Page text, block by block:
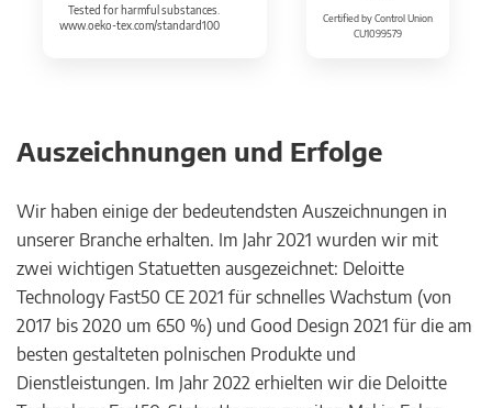
Tested for harmful substances.
www.oeko-tex.com/standard100
Certified by Control Union
CU1099579
Auszeichnungen und Erfolge
Wir haben einige der bedeutendsten Auszeichnungen in
unserer Branche erhalten. Im Jahr 2021 wurden wir mit
zwei wichtigen Statuetten ausgezeichnet: Deloitte
Technology Fast50 CE 2021 für schnelles Wachstum (von
2017 bis 2020 um 650 %) und Good Design 2021 für die am
besten gestalteten polnischen Produkte und
Dienstleistungen. Im Jahr 2022 erhielten wir die Deloitte